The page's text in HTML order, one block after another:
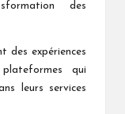
des
des expériences
qui
leurs services